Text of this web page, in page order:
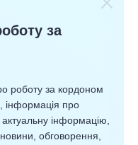
за
роботу за кордоном
інформація про
інформацію,
обговорення,